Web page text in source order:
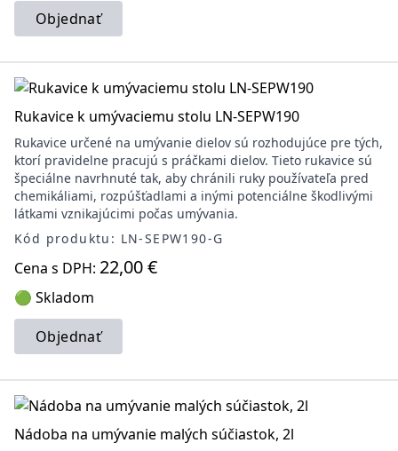
Objednať
Rukavice k umývaciemu stolu LN-SEPW190
Rukavice určené na umývanie dielov sú rozhodujúce pre tých,
ktorí pravidelne pracujú s práčkami dielov. Tieto rukavice sú
špeciálne navrhnuté tak, aby chránili ruky používateľa pred
chemikáliami, rozpúšťadlami a inými potenciálne škodlivými
látkami vznikajúcimi počas umývania.
Kód produktu: LN-SEPW190-G
Cena s DPH: 22,00 €
🟢 Skladom
Objednať
Nádoba na umývanie malých súčiastok, 2l